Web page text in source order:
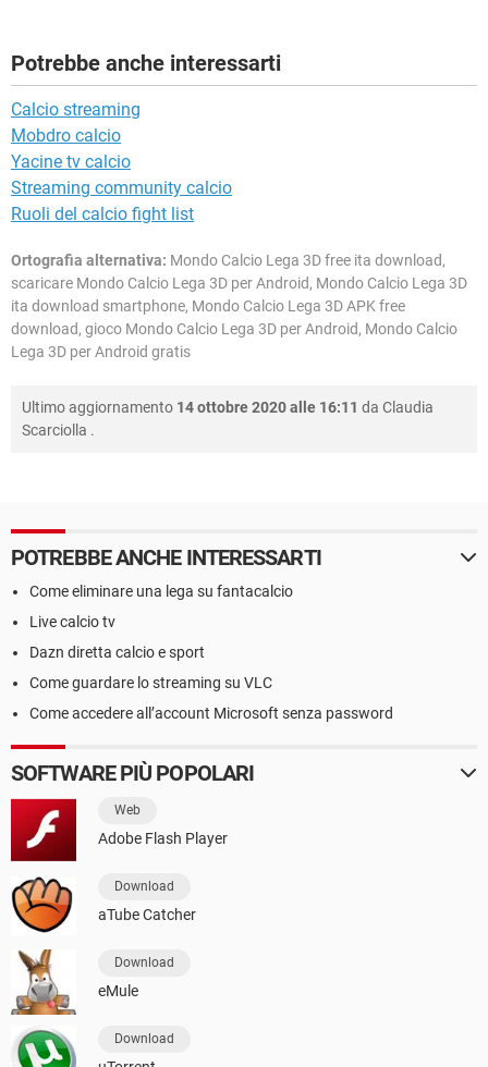
Potrebbe anche interessarti
Calcio streaming
Mobdro calcio
Yacine tv calcio
Streaming community calcio
Ruoli del calcio fight list
Ortografia alternativa: Mondo Calcio Lega 3D free ita download,
scaricare Mondo Calcio Lega 3D per Android, Mondo Calcio Lega 3D
ita download smartphone, Mondo Calcio Lega 3D APK free
download, gioco Mondo Calcio Lega 3D per Android, Mondo Calcio
Lega 3D per Android gratis
Ultimo aggiornamento 14 ottobre 2020 alle 16:11 da Claudia
Scarciolla .
POTREBBE ANCHE INTERESSARTI
Come eliminare una lega su fantacalcio
Live calcio tv
Dazn diretta calcio e sport​
Come guardare lo streaming su VLC
Come accedere all’account Microsoft senza password
SOFTWARE PIÙ POPOLARI
Web
Adobe Flash Player
Download
aTube Catcher
Download
eMule
Download